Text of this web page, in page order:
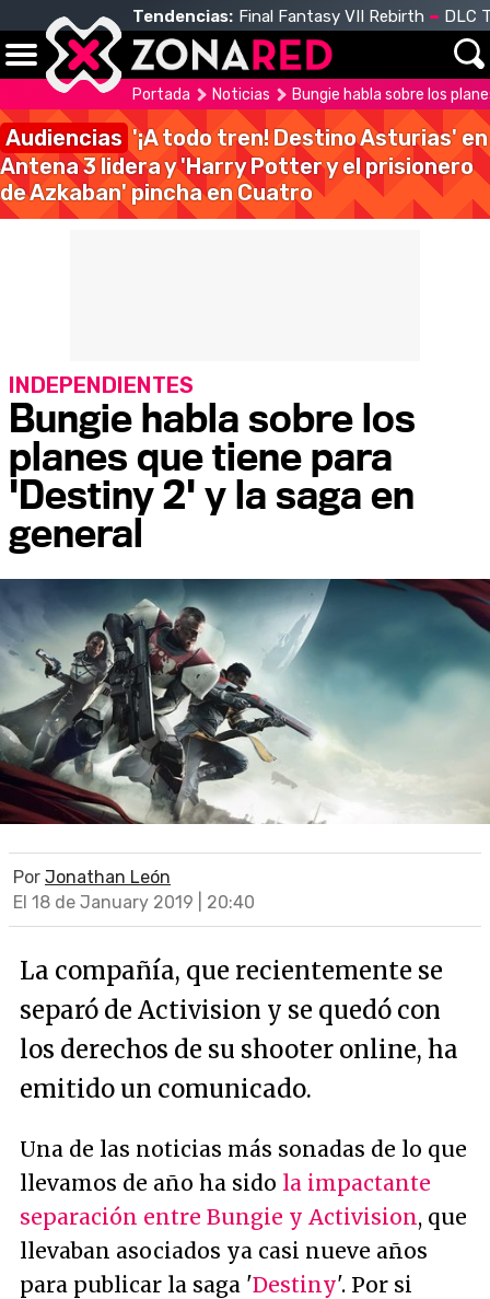
Tendencias: Final Fantasy VII Rebirth DLC
Portada Noticias Bungie habla sobre los
Audiencias '¡A todo tren! Destino Asturias' en
Antena 3 lidera y 'Harry Potter y el prisionero
de Azkaban' pincha en Cuatro
Bungie habla sobre los
planes que tiene para
'Destiny 2' y la saga en
general
INDEPENDIENTES
Por Jonathan León
El 18 de January 2019 | 20:40
La compañía, que recientemente se
separó de Activision y se quedó con
los derechos de su shooter online, ha
emitido un comunicado.
Una de las noticias más sonadas de lo que
llevamos de año ha sido la impactante
separación entre Bungie y Activision, que
llevaban asociados ya casi nueve años
para publicar la saga 'Destiny'. Por si